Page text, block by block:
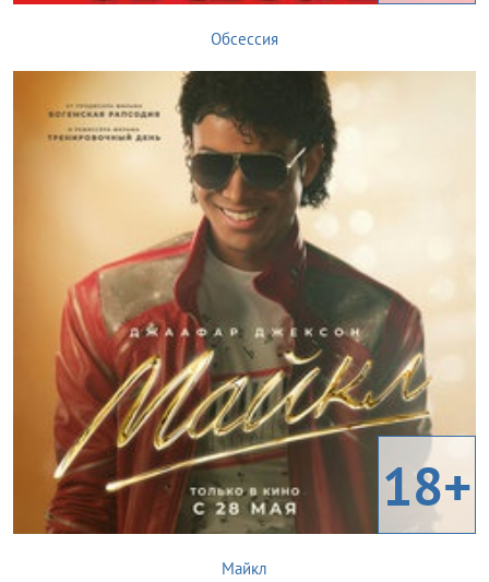
Обсессия
18+
Майкл